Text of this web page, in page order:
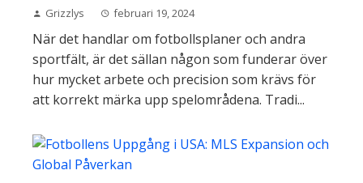
Grizzlys februari 19, 2024
När det handlar om fotbollsplaner och andra
sportfält, är det sällan någon som funderar över
hur mycket arbete och precision som krävs för
att korrekt märka upp spelområdena. Tradi...